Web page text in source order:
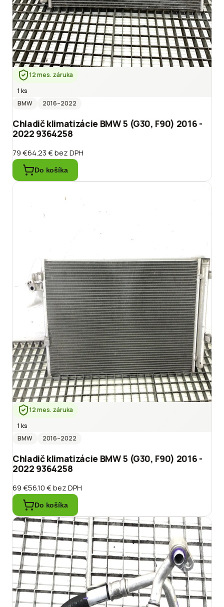
12 mes. záruka
1 ks
BMW
2016–2022
Chladič klimatizácie BMW 5 (G30, F90) 2016 -
2022 9364258
79 €64.23 €bez DPH
Do košíka
12 mes. záruka
1 ks
BMW
2016–2022
Chladič klimatizácie BMW 5 (G30, F90) 2016 -
2022 9364258
69 €56.10 €bez DPH
Do košíka